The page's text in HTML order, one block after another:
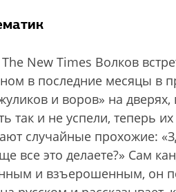
New Times Волков
в последние месяцы в
и воров» на
так и не успели, теперь
случайные прохожие:
все это делаете?» Сам
и взъерошенным, он